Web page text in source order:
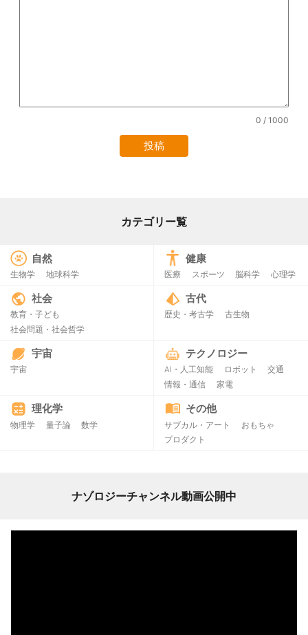
0 / 1000
カテゴリー覧
自然
生物学 地球科学
健康
医療 スポーツ 脳科学 心理学
社会
教育・子ども
社会問題・社会哲学
古代
歴史・考古学 古生物
宇宙
宇宙
テクノロジー
AI・人工知能 ロボット
交通
情報・通信
家電
理化学
物理学 量子論 数学
その他
サブカル・アート
おもちゃ
プロダクト
ナゾロジーチャンネル動画公開中